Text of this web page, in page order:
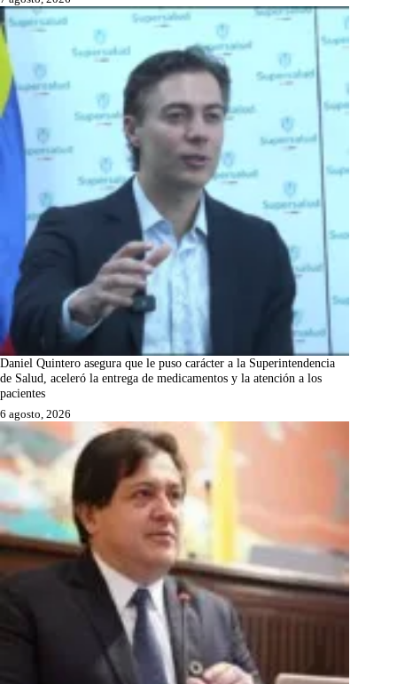
Daniel Quintero asegura que le puso carácter a la Superintendencia
de Salud, aceleró la entrega de medicamentos y la atención a los
pacientes
6 agosto, 2026